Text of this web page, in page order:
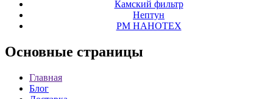
Камский фильтр
Нептун
РМ НАНОТЕХ
Основные страницы
Главная
Блог